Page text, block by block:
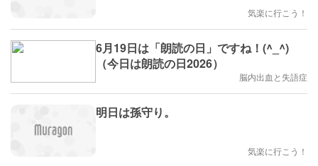
気楽に行こう！
6月19日は「朗読の日」ですね！(^_^)
（今日は朗読の日2026）
脳内出血と失語症
明日は孫守り。
気楽に行こう！